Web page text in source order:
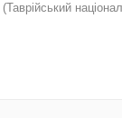
(Таврійський